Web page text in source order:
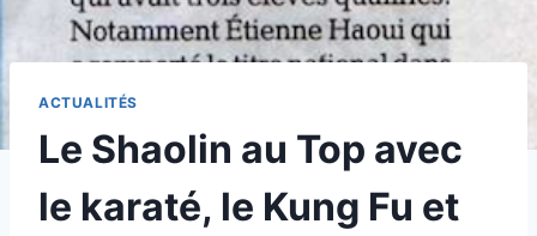
ACTUALITÉS
Le Shaolin au Top avec
le karaté, le Kung Fu et